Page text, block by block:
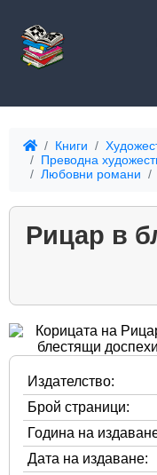
Книги
Преводна
Любовни романи
Рицар в
Издателство:
Брой страници:
Година на
Дата на издаване: